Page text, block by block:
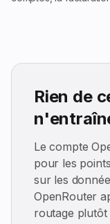
Rien de
Le compte
pour les
sur les
OpenRouter
routage plutôt